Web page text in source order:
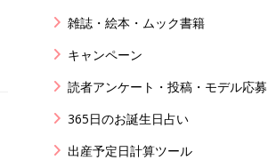
雑誌・絵本・ムック書籍
キャンペーン
読者アンケート・投稿・モデル応募
365日のお誕生日占い
出産予定日計算ツール